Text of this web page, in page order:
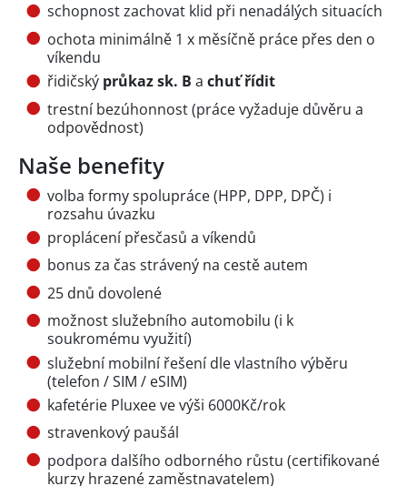
schopnost zachovat klid při nenadálých situacích
ochota minimálně 1 x měsíčně práce přes den o
víkendu
řidičský průkaz sk. B a chuť řídit
trestní bezúhonnost (práce vyžaduje důvěru a
odpovědnost)
Naše benefity
volba formy spolupráce (HPP, DPP, DPČ) i
rozsahu úvazku
proplácení přesčasů a víkendů
bonus za čas strávený na cestě autem
25 dnů dovolené
možnost služebního automobilu (i k
soukromému využití)
služební mobilní řešení dle vlastního výběru
(telefon / SIM / eSIM)
kafetérie Pluxee ve výši 6000Kč/rok
stravenkový paušál
podpora dalšího odborného růstu (certifikované
kurzy hrazené zaměstnavatelem)